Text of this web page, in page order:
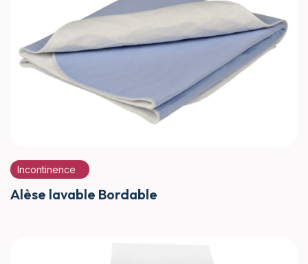
Incontinence
Alèse lavable Bordable